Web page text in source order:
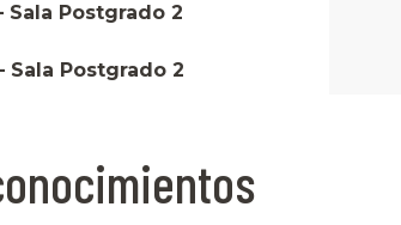
Sala Postgrado 2
Sala Postgrado 2